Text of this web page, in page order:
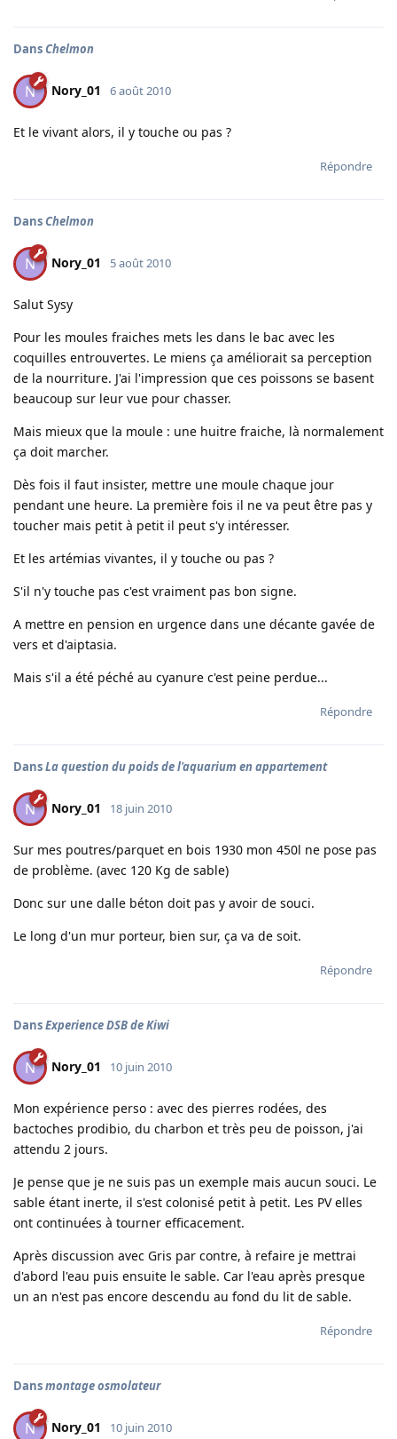
DansChelmon
N Nory_01 6 août 2010
Et le vivant alors, il y touche ou pas ?
Répondre
DansChelmon
N Nory_01 5 août 2010
Salut Sysy
Pour les moules fraiches mets les dans le bac avec les
coquilles entrouvertes. Le miens ça améliorait sa perception
de la nourriture. J'ai l'impression que ces poissons se basent
beaucoup sur leur vue pour chasser.
Mais mieux que la moule : une huitre fraiche, là normalement
ça doit marcher.
Dès fois il faut insister, mettre une moule chaque jour
pendant une heure. La première fois il ne va peut être pas y
toucher mais petit à petit il peut s'y intéresser.
Et les artémias vivantes, il y touche ou pas ?
S'il n'y touche pas c'est vraiment pas bon signe.
A mettre en pension en urgence dans une décante gavée de
vers et d'aiptasia.
Mais s'il a été péché au cyanure c'est peine perdue...
Répondre
DansLa question du poids de l'aquarium en appartement
N Nory_01 18 juin 2010
Sur mes poutres/parquet en bois 1930 mon 450l ne pose pas
de problème. (avec 120 Kg de sable)
Donc sur une dalle béton doit pas y avoir de souci.
Le long d'un mur porteur, bien sur, ça va de soit.
Répondre
DansExperience DSB de Kiwi
N Nory_01 10 juin 2010
Mon expérience perso : avec des pierres rodées, des
bactoches prodibio, du charbon et très peu de poisson, j'ai
attendu 2 jours.
Je pense que je ne suis pas un exemple mais aucun souci. Le
sable étant inerte, il s'est colonisé petit à petit. Les PV elles
ont continuées à tourner efficacement.
Après discussion avec Gris par contre, à refaire je mettrai
d'abord l'eau puis ensuite le sable. Car l'eau après presque
un an n'est pas encore descendu au fond du lit de sable.
Répondre
Dansmontage osmolateur
N Nory_01 10 juin 2010